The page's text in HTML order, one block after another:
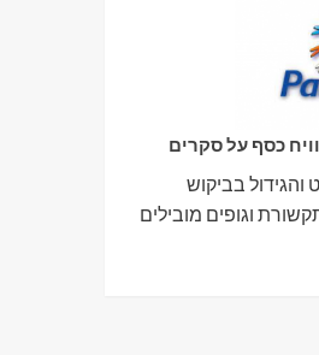
בביקוש
וגופים מובילים